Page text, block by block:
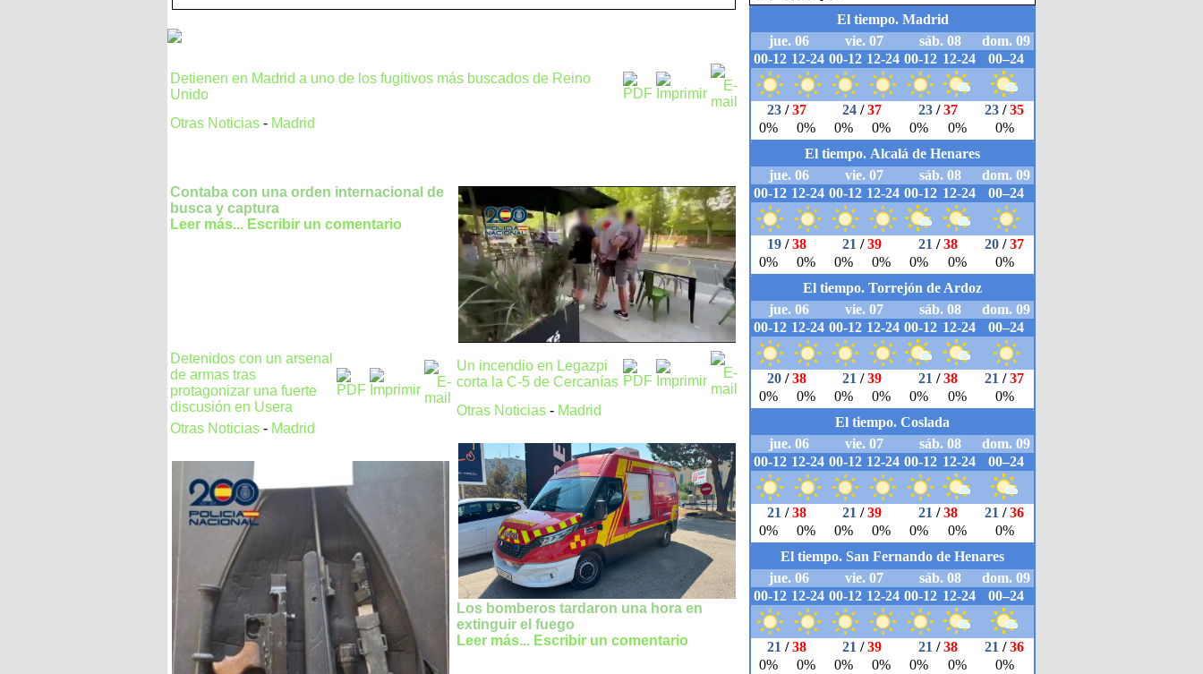
Detienen en Madrid a uno de los fugitivos más buscados de Reino
Unido
Otras Noticias - Madrid
Contaba con una orden internacional de
busca y captura
Leer más... Escribir un comentario
Detenidos con un arsenal
de armas tras
protagonizar una fuerte
discusión en Usera
Otras Noticias - Madrid
Un incendio en Legazpi
corta la C-5 de Cercanías
Otras Noticias - Madrid
Los bomberos tardaron una hora en
extinguir el fuego
Leer más... Escribir un comentario